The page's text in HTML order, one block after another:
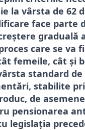
la vârsta de 62
face parte
graduală
care se va
femeile, cât și
standard de
stabilite
de
pensionarea
legislația